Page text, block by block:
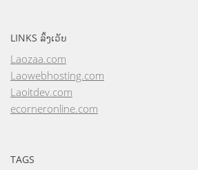
LINKS ລິ້ງເວັບ
Laozaa.com
Laowebhosting.com
Laoitdev.com
ecorneronline.com
TAGS